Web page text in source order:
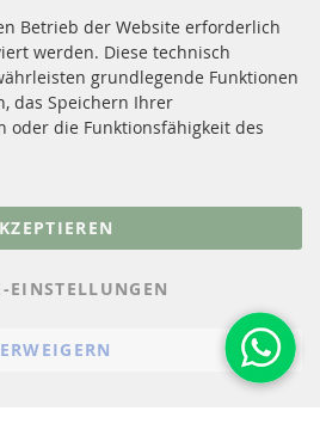
Versandkosten
Kontakt
Vertrag widerrufen
Betrieb der Website erforderlich
werden. Diese technisch
grundlegende Funktionen
das Speichern Ihrer
oder die Funktionsfähigkeit des
EINSTELLUNGEN